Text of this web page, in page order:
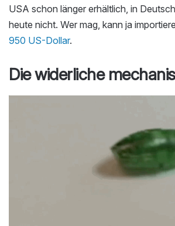
USA schon länger erhältlich, in
heute nicht. Wer mag, kann ja
950 US-Dollar.
Die widerliche